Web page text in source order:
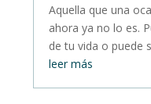
Aquella que una
ahora ya no lo es.
de tu vida o puede
leer más